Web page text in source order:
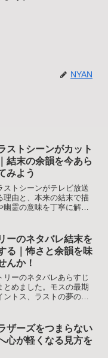
NYAN
ストシーンがカット
結末の余韻を今あら
みよう
ストシーンがテレビ放送
理由と、本来の結末で描
霊の意味を丁寧に解説
ェックポイントや心情の
介し、戦争映画としての
く味わえます。
ーのネタバレ結末を
る｜怖さと余韻を味
んか！
リーのネタバレあらすじ
とめました。モスの最期
ントス、ラストの夢の意
いや暴力のテーマも簡単
ので、もう一度じっくり
も向きます。
ザーズをつまらない
心が軽くなる見方を